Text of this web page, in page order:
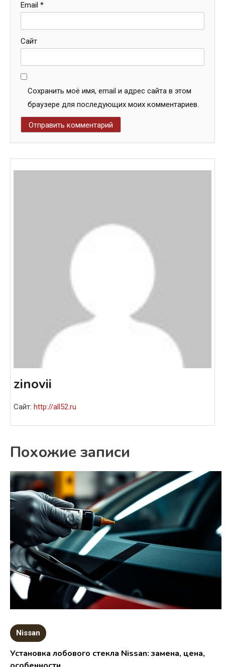
Email *
Сайт
Сохранить моё имя, email и адрес сайта в этом
браузере для последующих моих комментариев.
zinovii
Сайт: http://all52.ru
Похожие записи
Nissan
Установка лобового стекла Nissan: замена, цена,